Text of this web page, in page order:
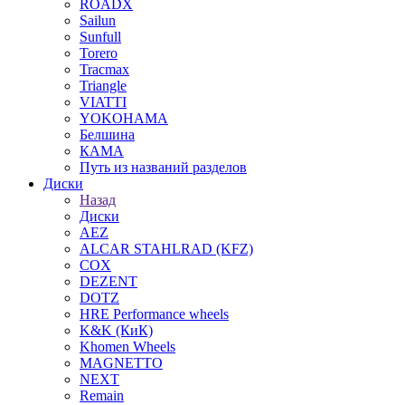
ROADX
Sailun
Sunfull
Torero
Tracmax
Triangle
VIATTI
YOKOHAMA
Белшина
КАМА
Путь из названий разделов
Диски
Назад
Диски
AEZ
ALCAR STAHLRAD (KFZ)
COX
DEZENT
DOTZ
HRE Performance wheels
K&K (КиК)
Khomen Wheels
MAGNETTO
NEXT
Remain